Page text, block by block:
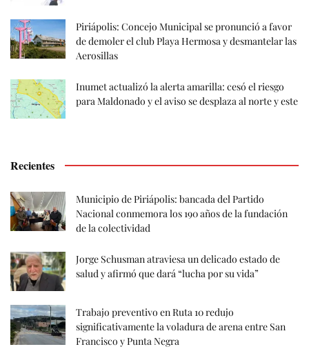
Piriápolis: Concejo Municipal se pronunció a favor
de demoler el club Playa Hermosa y desmantelar las
Aerosillas
Inumet actualizó la alerta amarilla: cesó el riesgo
para Maldonado y el aviso se desplaza al norte y este
Recientes
Municipio de Piriápolis: bancada del Partido
Nacional conmemora los 190 años de la fundación
de la colectividad
Jorge Schusman atraviesa un delicado estado de
salud y afirmó que dará “lucha por su vida”
Trabajo preventivo en Ruta 10 redujo
significativamente la voladura de arena entre San
Francisco y Punta Negra